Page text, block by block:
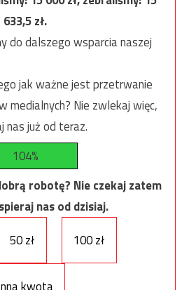
633,5zł.
do dalszego wsparcia naszej
jak ważne jest przetrwanie
medialnych? Nie zwlekaj więc,
nas już od teraz.
104%
robotę? Nie czekaj zatem
nas od dzisiaj.
50 zł 100 zł
kwota